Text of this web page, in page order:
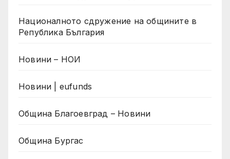
Националното сдружение на общините в
Република България
Новини – НОИ
Новини | eufunds
Община Благоевград – Новини
Община Бургас